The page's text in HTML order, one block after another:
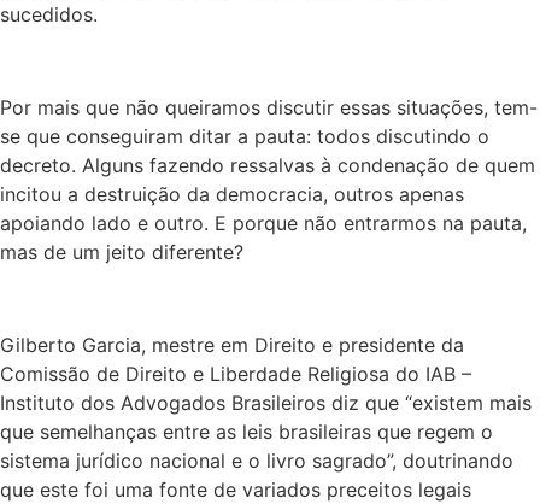
sucedidos.
Por mais que não queiramos discutir essas situações, tem-
se que conseguiram ditar a pauta: todos discutindo o
decreto. Alguns fazendo ressalvas à condenação de quem
incitou a destruição da democracia, outros apenas
apoiando lado e outro. E porque não entrarmos na pauta,
mas de um jeito diferente?
Gilberto Garcia, mestre em Direito e presidente da
Comissão de Direito e Liberdade Religiosa do IAB –
Instituto dos Advogados Brasileiros diz que “existem mais
que semelhanças entre as leis brasileiras que regem o
sistema jurídico nacional e o livro sagrado”, doutrinando
que este foi uma fonte de variados preceitos legais